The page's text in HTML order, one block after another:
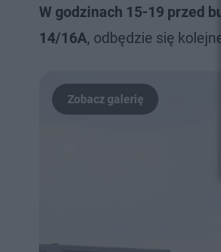
W godzinach 15-19 przed
14/16A, odbędzie się